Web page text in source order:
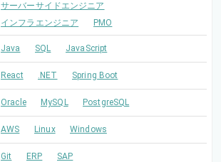
サーバーサイドエンジニア
インフラエンジニア
PMO
Java SQL JavaScript
React .NET Spring Boot
Oracle MySQL PostgreSQL
AWS Linux Windows
Git ERP SAP